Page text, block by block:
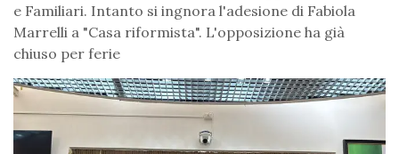
e Familiari. Intanto si ingnora l'adesione di Fabiola
Marrelli a "Casa riformista". L'opposizione ha già
chiuso per ferie